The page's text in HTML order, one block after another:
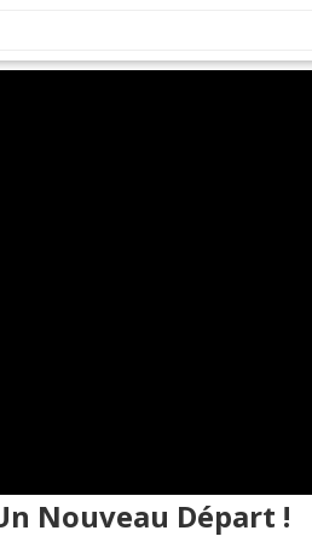
Nouveau Départ !